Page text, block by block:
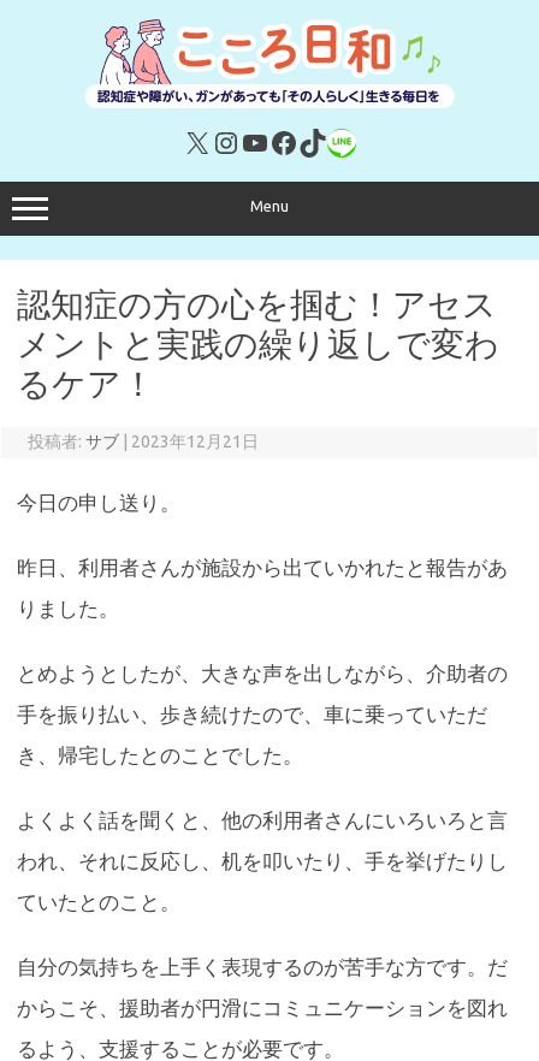
X Instagram
YouTube
Facebook
TikTok
リンク
Menu
認知症の方の心を掴む！アセス
メントと実践の繰り返しで変わ
るケア！
投稿者: サブ 2023年12月21日
今日の申し送り。
昨日、利用者さんが施設から出ていかれたと報告があ
りました。
とめようとしたが、大きな声を出しながら、介助者の
手を振り払い、歩き続けたので、車に乗っていただ
き、帰宅したとのことでした。
よくよく話を聞くと、他の利用者さんにいろいろと言
われ、それに反応し、机を叩いたり、手を挙げたりし
ていたとのこと。
自分の気持ちを上手く表現するのが苦手な方です。だ
からこそ、援助者が円滑にコミュニケーションを図れ
るよう、支援することが必要です。